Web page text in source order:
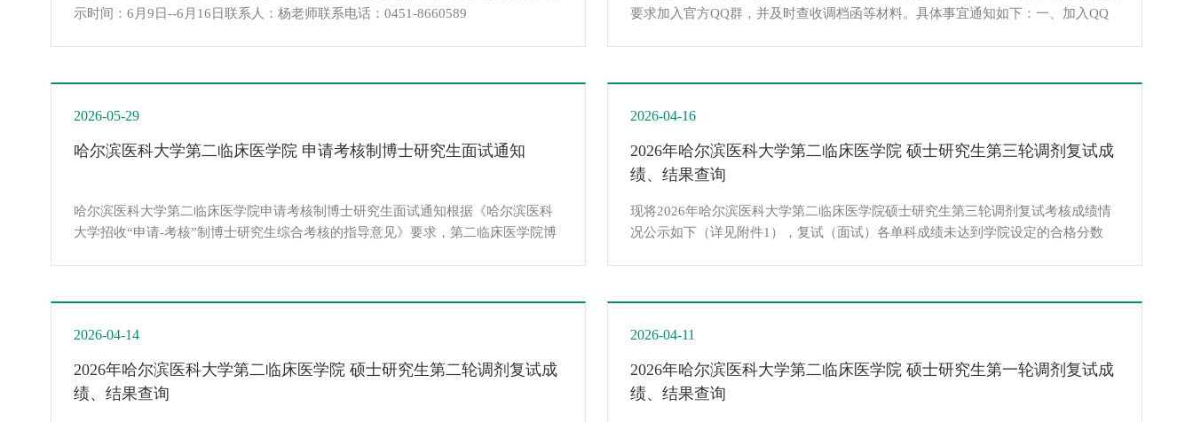
示时间：6月9日--6月16日联系人：杨老师联系电话：0451-8660589
要求加入官方QQ群，并及时查收调档函等材料。具体事宜通知如下：一、加入QQ
2026-05-29
哈尔滨医科大学第二临床医学院 申请考核制博士研究生面试通知
哈尔滨医科大学第二临床医学院申请考核制博士研究生面试通知根据《哈尔滨医科
大学招收“申请-考核”制博士研究生综合考核的指导意见》要求，第二临床医学院博
2026-04-16
2026年哈尔滨医科大学第二临床医学院 硕士研究生第三轮调剂复试成
绩、结果查询
现将2026年哈尔滨医科大学第二临床医学院硕士研究生第三轮调剂复试考核成绩情
况公示如下（详见附件1），复试（面试）各单科成绩未达到学院设定的合格分数
2026-04-14
2026年哈尔滨医科大学第二临床医学院 硕士研究生第二轮调剂复试成
绩、结果查询
2026-04-11
2026年哈尔滨医科大学第二临床医学院 硕士研究生第一轮调剂复试成
绩、结果查询